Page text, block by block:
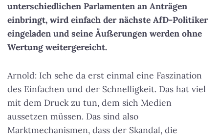
unterschiedlichen Parlamenten an Anträgen
einbringt, wird einfach der nächste AfD-Politiker
eingeladen und seine Äußerungen werden ohne
Wertung weitergereicht.
Arnold: Ich sehe da erst einmal eine Faszination
des Einfachen und der Schnelligkeit. Das hat viel
mit dem Druck zu tun, dem sich Medien
aussetzen müssen. Das sind also
Marktmechanismen, dass der Skandal, die